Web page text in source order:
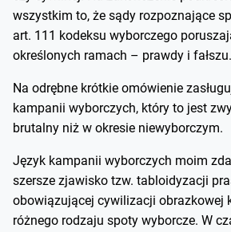
wszystkim to, że sądy rozpoznające
art. 111 kodeksu wyborczego
określonych ramach – prawdy i fałszu.
Na odrębne krótkie omówienie
kampanii wyborczych, który to jest
brutalny niż w okresie niewyborczym.
Język kampanii wyborczych moim
szersze zjawisko tzw. tabloidyzacji
obowiązującej cywilizacji obrazkowej
różnego rodzaju spoty wyborcze. W